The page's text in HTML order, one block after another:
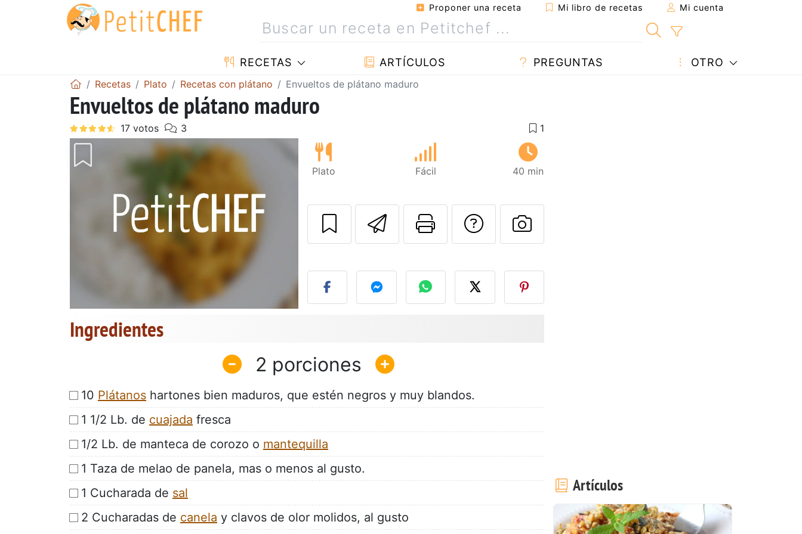
Proponer una receta Mi libro de recetas Mi cuenta
RECETAS ARTÍCULOS PREGUNTAS OTRO
Recetas Plato Recetas con plátano Envueltos de plátano maduro
Envueltos de plátano maduro
Plato Fácil 40 min
Enviar esta receta a un amigo
Imprimir esta página
Preguntar al autor
Publicar la foto de esta receta
Ingredientes
2
10 Plátanos hartones bien maduros, que estén negros y muy blandos.
1 1/2 Lb. de cuajada fresca
1/2 Lb. de manteca de corozo o mantequilla
1 Taza de melao de panela, mas o menos al gusto.
1 Cucharada de sal
2 Cucharadas de canela y clavos de olor molidos, al gusto
Artículos